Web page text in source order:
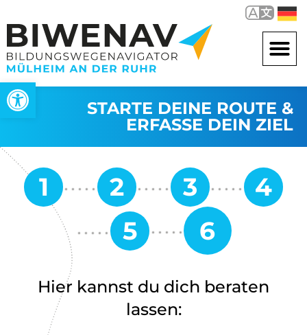
Open toolbar
STARTE DEINE ROUTE &
ERFASSE DEIN ZIEL
Hier kannst du dich beraten
lassen: